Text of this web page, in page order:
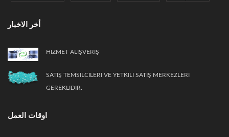
أخر الاخبار
HIZMET ALIŞVERIŞ
SATIŞ TEMSILCILERI VE YETKILI SATIŞ MERKEZLERI
GEREKLIDIR.
اوقات العمل